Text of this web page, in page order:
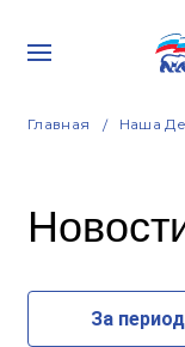
Главная Наша
За период